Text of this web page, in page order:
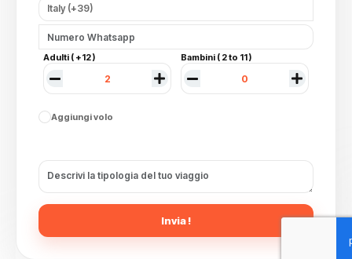
Adulti ( +12 ) Bambini ( 2 to 11 )
Aggiungi volo
Invia !